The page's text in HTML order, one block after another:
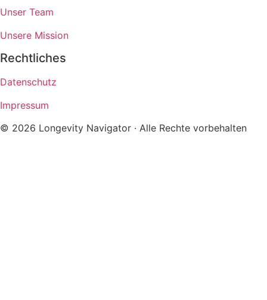
Unser Team
Unsere Mission
Rechtliches
Datenschutz
Impressum
© 2026 Longevity Navigator · Alle Rechte vorbehalten